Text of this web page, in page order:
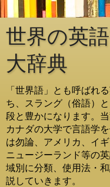
世界の英
大辞典
「世界語」とも呼ばれ
ち、スラング（俗語）
段と豊かになります。
カナダの大学で言語学
は勿論、アメリカ、イ
ニュージーランド等の
域別に分類、使用法・
説していきます。